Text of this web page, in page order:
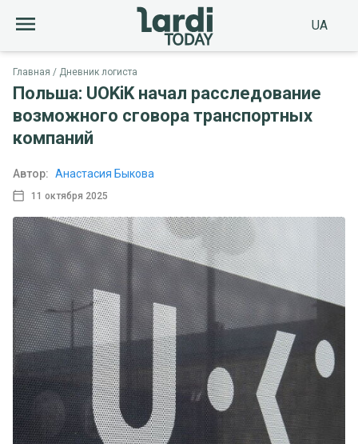
UA
Главная Дневник логиста
Польша: UOKiK начал расследование
возможного сговора транспортных
компаний
11 октября 2025
Автор: Анастасия Быкова